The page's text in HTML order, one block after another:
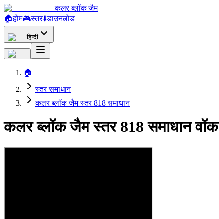
कलर ब्लॉक जैम
🏠होम🎮स्तर⬇️डाउनलोड
हिन्दी
🏠
स्तर समाधान
कलर ब्लॉक जैम स्तर 818 समाधान
कलर ब्लॉक जैम स्तर 818 समाधान